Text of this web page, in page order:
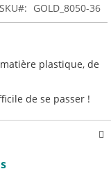
SKU
GOLD_8050-36
plastique, de
de se passer !